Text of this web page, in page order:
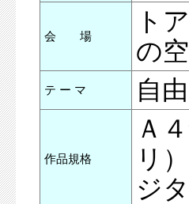
会 場
ト
の空
テ ー マ 自
作品規格
Ａ
リ
ジ